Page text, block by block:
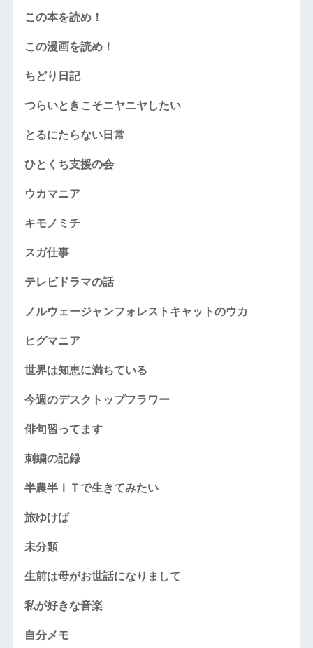
この本を読め！
この漫画を読め！
ちどり日記
つらいときこそニヤニヤしたい
とるにたらない日常
ひとくち支援の会
ウカマニア
キモノミチ
スガ仕事
テレビドラマの話
ノルウェージャンフォレストキャットのウカ
ヒグマニア
世界は知恵に満ちている
今週のデスクトップフラワー
俳句習ってます
刺繍の記録
半農半ＩＴで生きてみたい
旅ゆけば
未分類
生前は母がお世話になりまして
私が好きな音楽
自分メモ